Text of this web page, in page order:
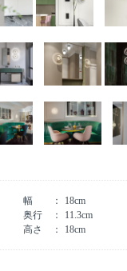
幅
18cm
奥行
11.3cm
高さ
18cm